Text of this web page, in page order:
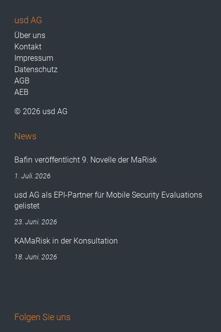
usd AG
Über uns
Kontakt
Impressum
Datenschutz
AGB
AEB
© 2026 usd AG
News
Bafin veröffentlicht 9. Novelle der MaRisk
1. Juli. 2026
usd AG als EPI-Partner für Mobile Security Evaluations
gelistet
23. Juni. 2026
KAMaRisk in der Konsultation
18. Juni. 2026
Folgen Sie uns